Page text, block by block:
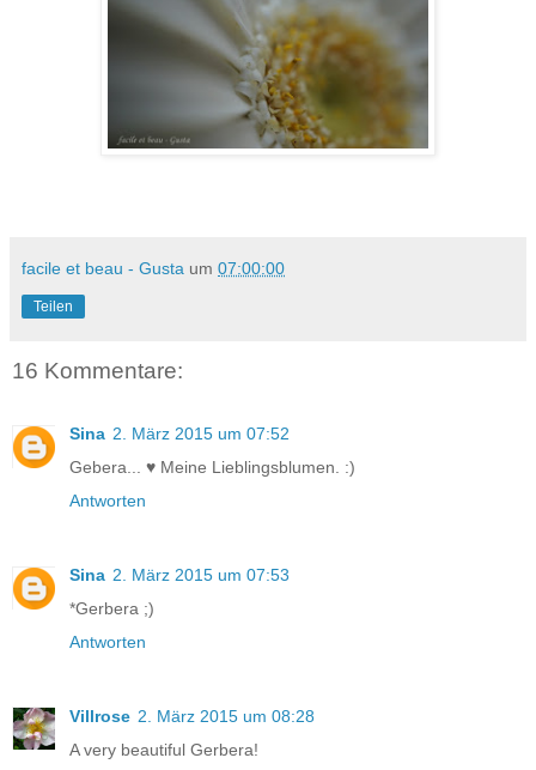
facile et beau - Gusta um 07:00:00
Teilen
16 Kommentare:
Sina 2. März 2015 um 07:52
Gebera... ♥ Meine Lieblingsblumen. :)
Antworten
Sina 2. März 2015 um 07:53
*Gerbera ;)
Antworten
Villrose 2. März 2015 um 08:28
A very beautiful Gerbera!